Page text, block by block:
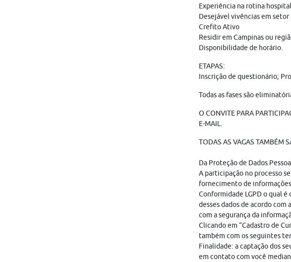
Experiência na rotina
Desejável vivências em
Crefito Ativo
Residir em Campinas ou
Disponibilidade de horário.
ETAPAS:
Inscrição de questionário;
Todas as fases são
O CONVITE PARA
E-MAIL.
TODAS AS VAGAS TAMBÉM
Da Proteção de Dados
A participação no processo
fornecimento de
Conformidade LGPD o qual
desses dados de acordo
com a segurança da
Clicando em “Cadastro de
também com os seguintes
Finalidade: a captação dos
em contato com você